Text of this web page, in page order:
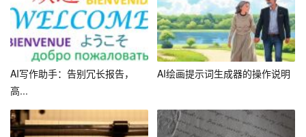
1. 人工智能技术的不断进步，使得文档生成器的智能化水
平越来越高。未来，文档生成器将能够更加准确地理解用
户需求，提供更加个性化的服务。
2. 随着大数据、云计算等技术的发展，文档生成器将实现
更高效的数据处理和分析能力，为用户提供更加丰富的数
据驱动功能。
AI写作助手：告别冗长报告，
高...
AI绘画提示词生成器的操作说明